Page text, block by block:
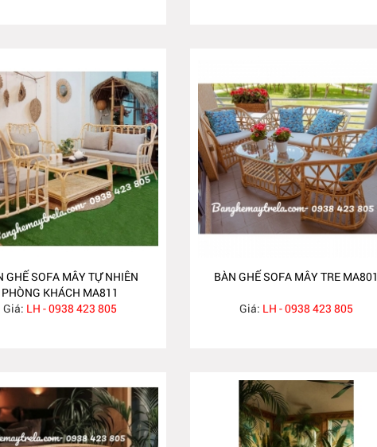
GHẾ SOFA MÂY TỰ NHIÊN
PHÒNG KHÁCH MA811
Giá: LH - 0938 423 805
BÀN GHẾ SOFA MÂY TRE MA801
Giá: LH - 0938 423 805